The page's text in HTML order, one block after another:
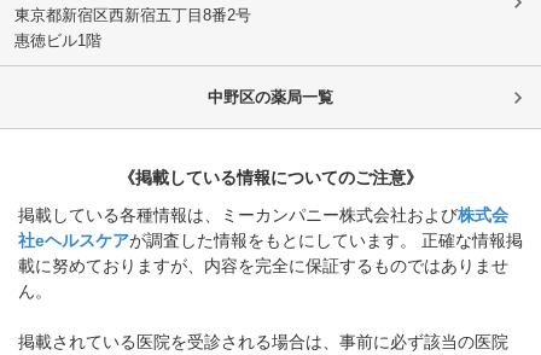
東京都新宿区西新宿五丁目8番2号
惠徳ビル1階
中野区の薬局一覧
《掲載している情報についてのご注意》
掲載している各種情報は、ミーカンパニー株式会社および株式会
社eヘルスケアが調査した情報をもとにしています。 正確な情報掲
載に努めておりますが、内容を完全に保証するものではありませ
ん。
掲載されている医院を受診される場合は、事前に必ず該当の医院